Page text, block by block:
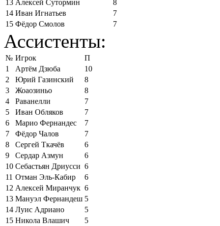
13 Алексей Сутормин
8
14 Иван Игнатьев
7
15 Фёдор Смолов 7
Ассистенты:
№ Игрок
П
1
Артём Дзюба
10
2
Юрий Газинский
8
3
Жоаозиньо
8
4
Раванелли
7
5
Иван Обляков
7
6
Марио Фернандес
7
7
Фёдор Чалов
7
8
Сергей Ткачёв
6
9
Сердар Азмун
6
10 Себастьян Дриусси 6
11 Отман Эль-Кабир
6
12 Алексей Миранчук 6
13 Мануэл Фернандеш 5
14 Луис Адриано
5
15 Никола Влашич 5